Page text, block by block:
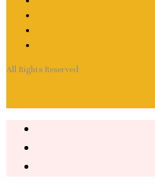
All Rights Reserved